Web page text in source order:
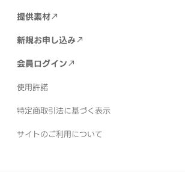
提供素材
新規お申し込み
会員ログイン
使用許諾
特定商取引法に基づく表示
サイトのご利用について